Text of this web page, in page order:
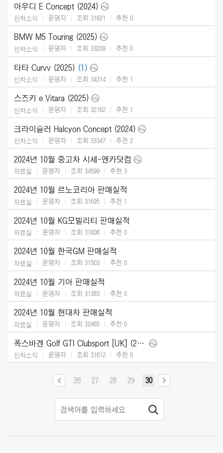
아우디 E Concept (2024)
신차소식 운영자 조회 31621 추천 0
BMW M5 Touring (2025)
신차소식 운영자 조회 33209 추천 0
타타 Curvv (2025) (1)
신차소식 운영자 조회 34314 추천 1
스즈키 e Vitara (2025)
신차소식 운영자 조회 32162 추천 1
크라이슬러 Halcyon Concept (2024)
신차소식 운영자 조회 33347 추천 2
2024년 10월 중고차 시세-엔카닷컴
자료실 운영자 조회 34599 추천 3
2024년 10월 르노코리아 판매실적
자료실 운영자 조회 31695 추천 1
2024년 10월 KG모빌리티 판매실적
자료실 운영자 조회 31806 추천 0
2024년 10월 한국GM 판매실적
자료실 운영자 조회 31503 추천 0
2024년 10월 기아 판매실적
자료실 운영자 조회 31383 추천 0
2024년 10월 현대차 판매실적
자료실 운영자 조회 32465 추천 0
폭스바겐 Golf GTI Clubsport [UK] (2025)
신차소식 운영자 조회 31612 추천 0
26 27 28 29 30